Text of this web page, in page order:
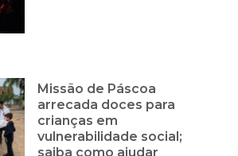
Missão de Páscoa
arrecada doces para
crianças em
vulnerabilidade social;
saiba como ajudar